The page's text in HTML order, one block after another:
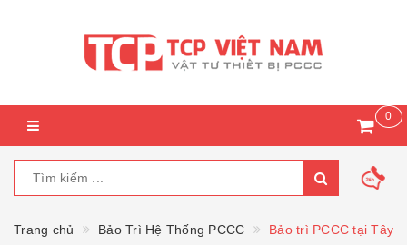
0
Trang chủ Bảo Trì Hệ Thống PCCC
Bảo trì PCCC tại Tây